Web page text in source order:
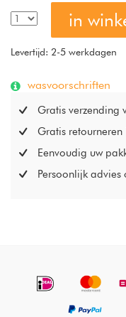
gecertificeerd katoen
zacht en heeft een
in
Levertijd: 2-5 werkdagen
wasvoorschriften
Gratis verzending
Gratis
Eenvoudig uw
Persoonlijk